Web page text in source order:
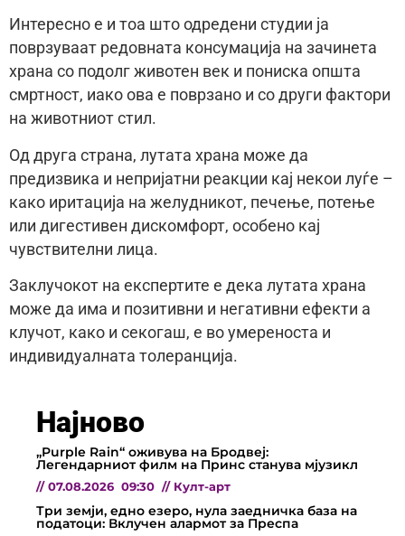
Интересно е и тоа што одредени студии ја
поврзуваат редовната консумација на зачинета
храна со подолг животен век и пониска општа
смртност, иако ова е поврзано и со други фактори
на животниот стил.
Од друга страна, лутата храна може да
предизвика и непријатни реакции кај некои луѓе –
како иритација на желудникот, печење, потење
или дигестивен дискомфорт, особено кај
чувствителни лица.
Заклучокот на експертите е дека лутата храна
може да има и позитивни и негативни ефекти а
клучот, како и секогаш, е во умереноста и
индивидуалната толеранција.
Најново
„Purple Rain“ оживува на Бродвеј:
Легендарниот филм на Принс станува мјузикл
// 07.08.2026 09:30 // Култ-арт
Три земји, едно езеро, нула заедничка база на
податоци: Вклучен алармот за Преспа